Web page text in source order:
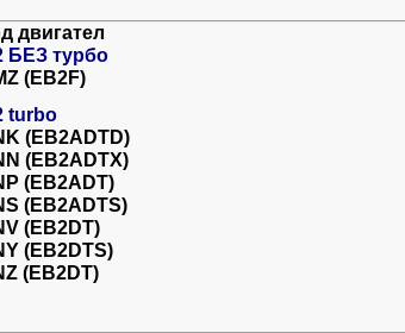
двигател
БЕЗ турбо
(EB2F)
turbo
(EB2ADTD)
(EB2ADTX)
(EB2ADT)
(EB2ADTS)
(EB2DT)
(EB2DTS)
(EB2DT)